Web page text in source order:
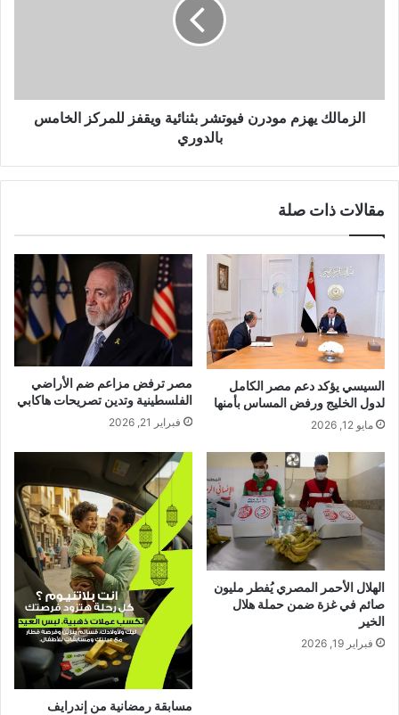
الزمالك يهزم مودرن فيوتشر بثنائية ويقفز للمركز الخامس
بالدوري
مقالات ذات صلة
السيسي يؤكد دعم مصر الكامل
لدول الخليج ورفض المساس بأمنها
مايو 12, 2026
مصر ترفض مزاعم ضم الأراضي
الفلسطينية وتدين تصريحات هاكابي
فبراير 21, 2026
الهلال الأحمر المصري يُفطر مليون
صائم في غزة ضمن حملة هلال
الخير
فبراير 19, 2026
مسابقة رمضانية من إندرايف